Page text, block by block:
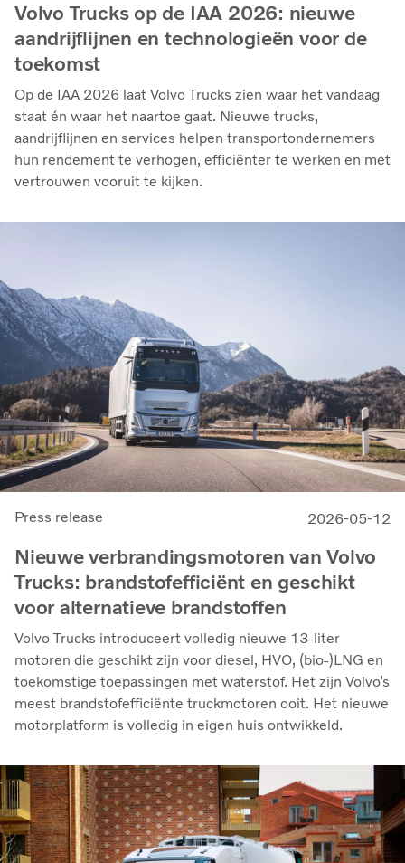
Volvo Trucks op de IAA 2026: nieuwe
aandrijflijnen en technologieën voor de
toekomst
Op de IAA 2026 laat Volvo Trucks zien waar het vandaag
staat én waar het naartoe gaat. Nieuwe trucks,
aandrijflijnen en services helpen transportondernemers
hun rendement te verhogen, efficiënter te werken en met
vertrouwen vooruit te kijken.
Press release 2026-05-12
Nieuwe verbrandingsmotoren van Volvo
Trucks: brandstofefficiënt en geschikt
voor alternatieve brandstoffen
Volvo Trucks introduceert volledig nieuwe 13-liter
motoren die geschikt zijn voor diesel, HVO, (bio-)LNG en
toekomstige toepassingen met waterstof. Het zijn Volvo’s
meest brandstofefficiënte truckmotoren ooit. Het nieuwe
motorplatform is volledig in eigen huis ontwikkeld.